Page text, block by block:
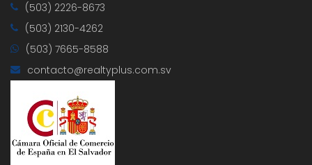
(503) 2226-8673
(503) 2130-4262
(503) 7665-8588
contacto@realtyplus.com.sv